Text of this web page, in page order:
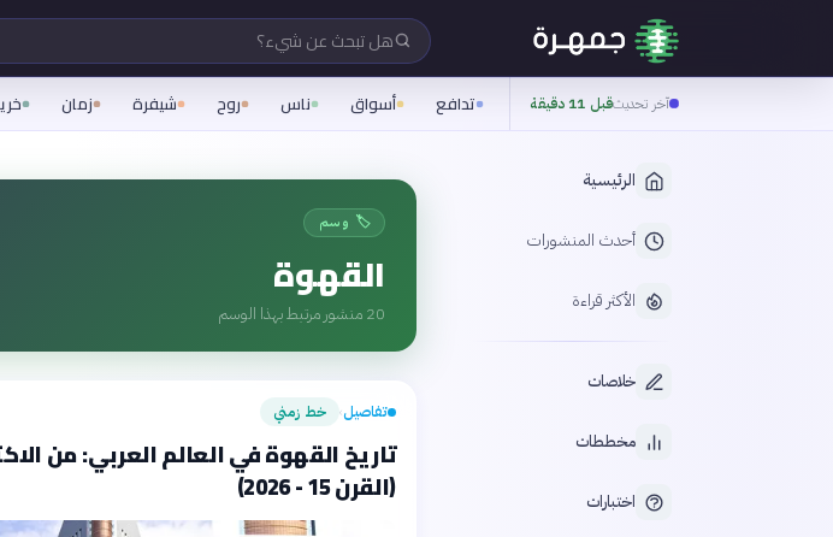
هل تبحث عن شيء؟
آخر تحديثقبل 11 دقيقة تدافع أسواق ناس روح شيفرة زمان
الرئيسية
أحدث المنشورات
الأكثر قراءة
خلاصات
مخططات
اختبارات
🏷️ وسم
القهوة
20 منشور مرتبط بهذا الوسم
تفاصيل› خط زمني
تاريخ القهوة في العالم العربي: من
(القرن 15 - 2026)